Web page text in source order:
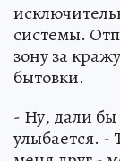
системы.
зону за
бытовки.
- Ну, дали
улыбается. -